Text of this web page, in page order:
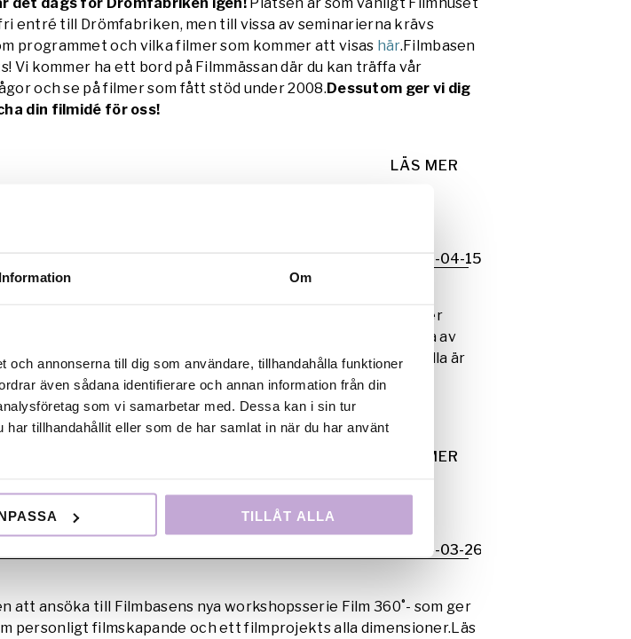
Information Om
annonserna till dig som användare, tillhandahålla funktioner
även sådana identifierare och annan information från din
som vi samarbetar med. Dessa kan i sin tur
tillhandahållit eller som de har samlat in när du har använt
TILLÅT ALLA
entré till Drömfabriken, men till vissa av seminarierna krävs
programmet och vilka filmer som kommer att visas här.Filmbasen
Vi kommer ha ett bord på Filmmässan där du kan träffa vår
och se på filmer som fått stöd under 2008.Dessutom ger vi dig
din filmidé för oss!
LÄS MER
2009-04-15
är det dags för Vårullen Filmfestival. Ny lokal för i år är Xenter
och programmet börjar kl. 14.30. Vi kan stolt meddela att flera av
kommer ha sina filmer visade. Inträdet är gratis och alla är
medarbetare finns givetvis på plats och svarar på dina
programmet och hur man tar sig till festivalenhär
LÄS MER
på Filmbasen
2009-03-26
att ansöka till Filmbasens nya workshopsserie Film 360˚- som ger
personligt filmskapande och ett filmprojekts alla dimensioner.Läs